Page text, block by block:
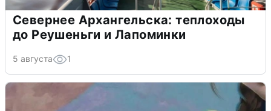
Севернее Архангельска: теплоходы
до Реушеньги и Лапоминки
5 августа 1